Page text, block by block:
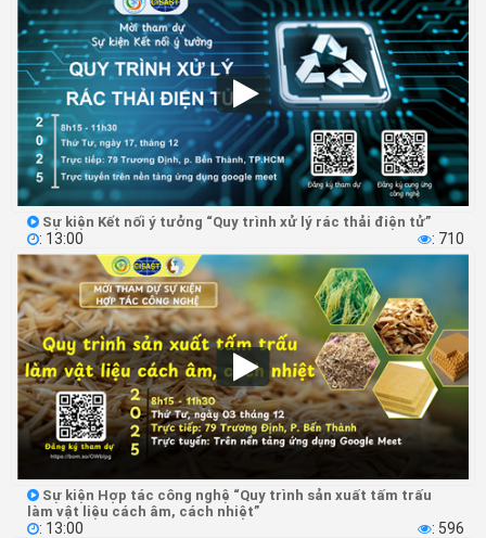
 Sự kiện Kết nối ý tưởng “Quy trình xử lý rác thải điện tử”
: 13:00 : 710
 Sự kiện Hợp tác công nghệ “Quy trình sản xuất tấm trấu
làm vật liệu cách âm, cách nhiệt”
: 13:00 : 596